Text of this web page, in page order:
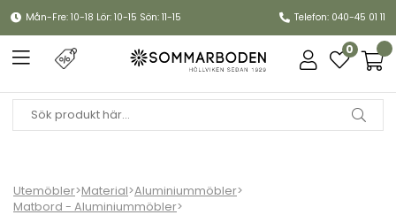
Mån-Fre: 10-18 Lör: 10-15 Sön: 11-15 Telefon: 040-45 01 11
0
Utemöbler>Material>Aluminiummöbler>
Matbord - Aluminiummöbler>